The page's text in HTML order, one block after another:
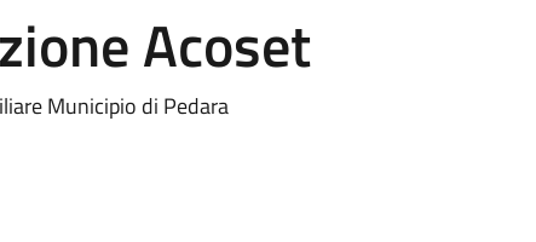
Acoset
Municipio di Pedara